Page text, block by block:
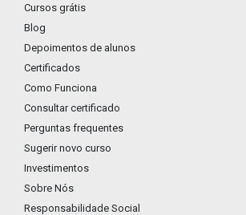
Cursos grátis
Blog
Depoimentos de alunos
Certificados
Como Funciona
Consultar certificado
Perguntas frequentes
Sugerir novo curso
Investimentos
Sobre Nós
Responsabilidade Social